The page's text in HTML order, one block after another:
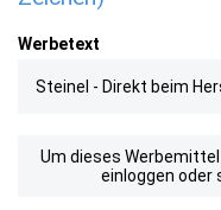
Werbetext
Steinel - Direkt beim
Um dieses
einloggen oder